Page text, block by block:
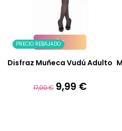
PRECIO REBAJADO
Añadir A La Cesta
Disfraz Muñeca Vudú Adulto
Precio
17,00 € Precio
9,99 €